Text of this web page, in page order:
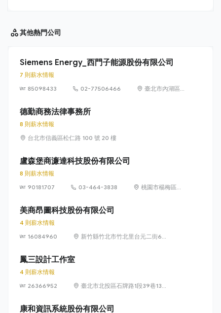
其他熱門公司
Siemens Energy_西門子能源股份有限公司
7 則薪水情報
85098433
02-77506466
臺北市內湖區
德勤商務法律事務所
8 則薪水情報
台北市信義區松仁路 100 號 20 樓
盧森堡商濂達科技股份有限公司
8 則薪水情報
90181707
03-464-3838
桃園市楊梅區高
美商昂圖科技股份有限公司
4 則薪水情報
16084960
新竹縣竹北市竹北里台元二街6號
鳳三設計工作室
4 則薪水情報
26366952
臺北市北投區石牌路1段39巷134
康和資訊系統股份有限公司